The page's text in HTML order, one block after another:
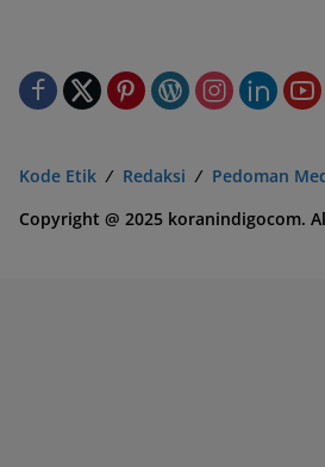
Kode Etik Redaksi
Pedoman
Copyright @ 2025 koranindigocom.